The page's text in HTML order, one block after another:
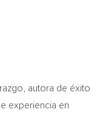
autora de éxito
experiencia en